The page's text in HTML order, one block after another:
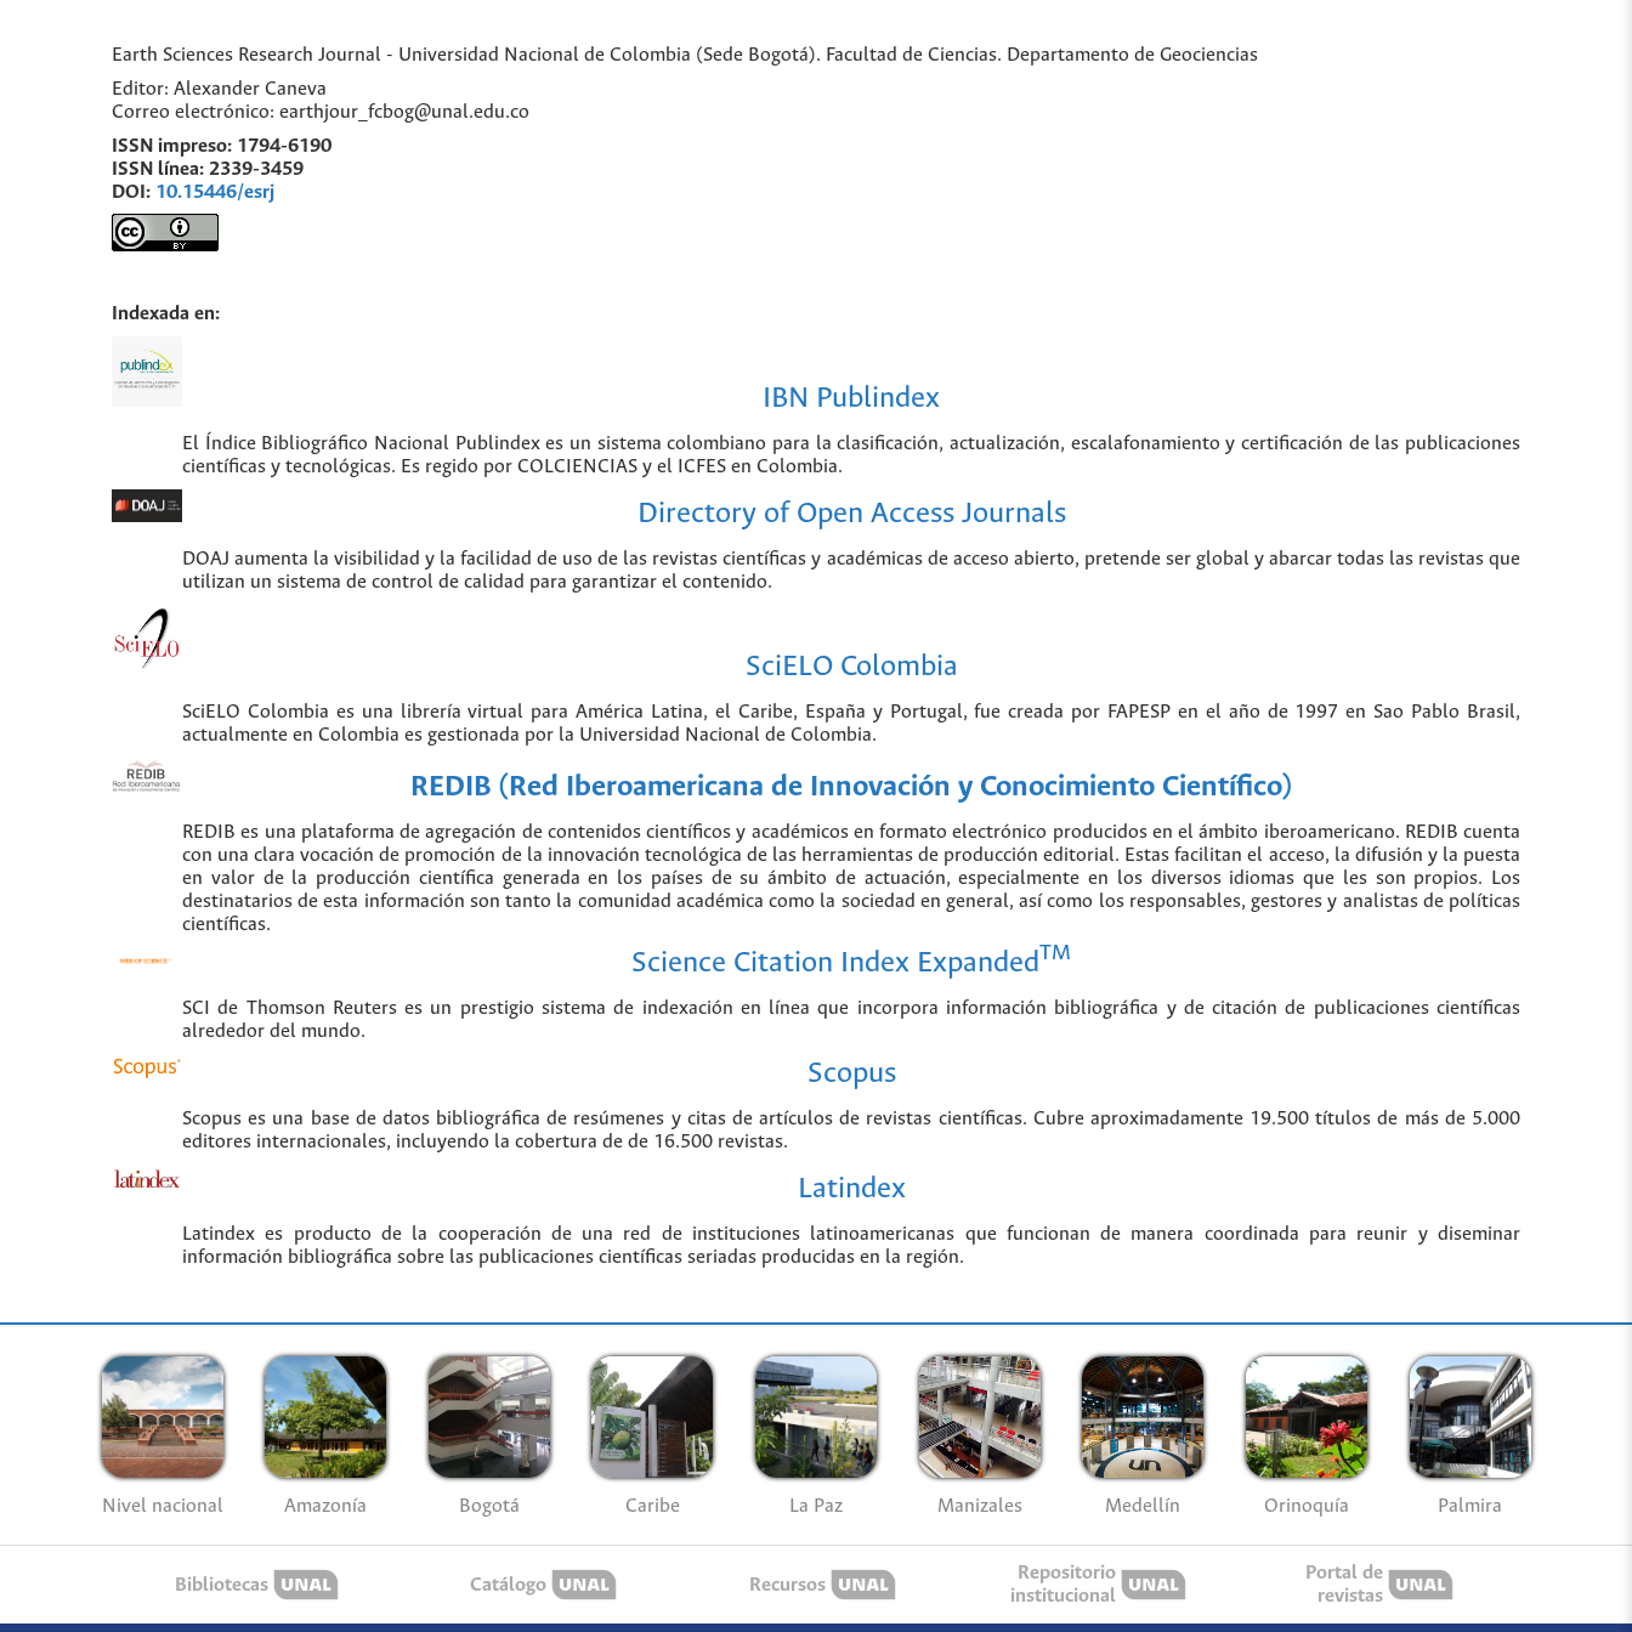
Earth Sciences Research Journal - Universidad Nacional de Colombia (Sede Bogotá). Facultad de Ciencias. Departamento de Geociencias
Editor: Alexander Caneva
Correo electrónico: earthjour_fcbog@unal.edu.co
ISSN impreso: 1794-6190
ISSN línea: 2339-3459
DOI: 10.15446/esrj
Indexada en:
IBN Publindex
El Índice Bibliográfico Nacional Publindex es un sistema colombiano para la clasificación, actualización, escalafonamiento y certificación de las publicaciones
científicas y tecnológicas. Es regido por COLCIENCIAS y el ICFES en Colombia.
Directory of Open Access Journals
DOAJ aumenta la visibilidad y la facilidad de uso de las revistas científicas y académicas de acceso abierto, pretende ser global y abarcar todas las revistas que
utilizan un sistema de control de calidad para garantizar el contenido.
SciELO Colombia
SciELO Colombia es una librería virtual para América Latina, el Caribe, España y Portugal, fue creada por FAPESP en el año de 1997 en Sao Pablo Brasil,
actualmente en Colombia es gestionada por la Universidad Nacional de Colombia.
REDIB (Red Iberoamericana de Innovación y Conocimiento Científico)
REDIB es una plataforma de agregación de contenidos científicos y académicos en formato electrónico producidos en el ámbito iberoamericano. REDIB cuenta
con una clara vocación de promoción de la innovación tecnológica de las herramientas de producción editorial. Estas facilitan el acceso, la difusión y la puesta
en valor de la producción científica generada en los países de su ámbito de actuación, especialmente en los diversos idiomas que les son propios. Los
destinatarios de esta información son tanto la comunidad académica como la sociedad en general, así como los responsables, gestores y analistas de políticas
científicas.
Science Citation Index ExpandedTM
SCI de Thomson Reuters es un prestigio sistema de indexación en línea que incorpora información bibliográfica y de citación de publicaciones científicas
alrededor del mundo.
Scopus
Scopus es una base de datos bibliográfica de resúmenes y citas de artículos de revistas científicas. Cubre aproximadamente 19.500 títulos de más de 5.000
editores internacionales, incluyendo la cobertura de de 16.500 revistas.
Latindex
Latindex es producto de la cooperación de una red de instituciones latinoamericanas que funcionan de manera coordinada para reunir y diseminar
información bibliográfica sobre las publicaciones científicas seriadas producidas en la región.
Nivel nacional Amazonía Bogotá Caribe La Paz Manizales Medellín Orinoquía Palmira
Bibliotecas Catálogo Recursos
Repositorio
institucional
Portal de
revistas